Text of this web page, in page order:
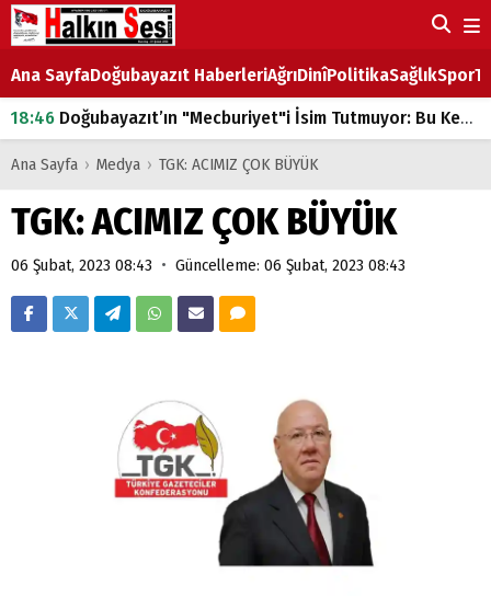
Ana SayfaDoğubayazıt HaberleriAğrıDinîPolitikaSağlıkSpor
18:46 Doğubayazıt’ın "Mecburiyet"i İsim Tutmuyor: Bu Kez de Mem u Zîn Oldu!
07:53Doğubayazıt’ta Ekmek Fiyatlarına Zam
Doğubayazıt'ta çocukların sırtındaki ağır yük
07:00
DEVLET ve HÜKÜMET
Ana Sayfa › Medya › TGK: ACIMIZ ÇOK BÜYÜK
TGK: ACIMIZ ÇOK BÜYÜK
06 Şubat, 2023 08:43 • Güncelleme: 06 Şubat, 2023 08:43